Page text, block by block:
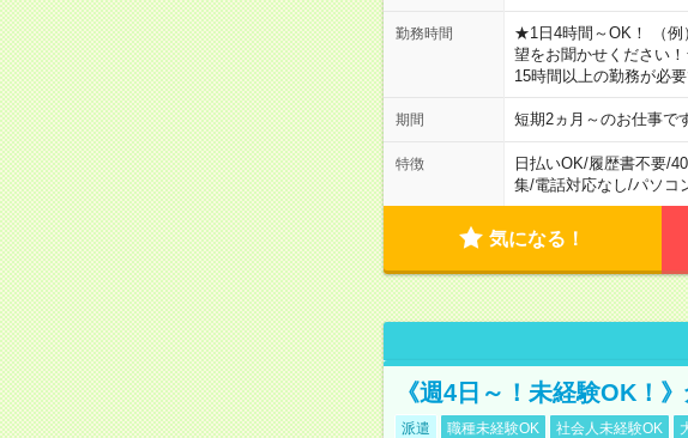
勤務時間
★1日4時間～OK！ （例
望をお聞かせください
15時間以上の勤務が必
期間 短期2ヵ月～のお仕事
特徴 日払いOK/履歴書不要/
集/電話対応なし/パソコ
気になる！
《週4日～！未経験OK！
派遣 職種未経験OK 社会人未経験OK